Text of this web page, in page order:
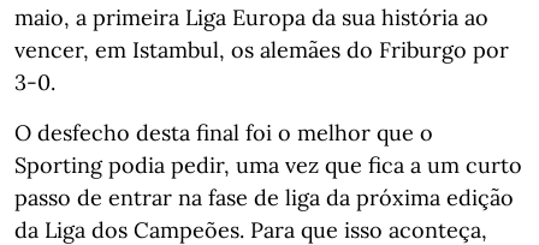
maio, a primeira Liga Europa da sua história ao
vencer, em Istambul, os alemães do Friburgo por
3-0.
O desfecho desta final foi o melhor que o
Sporting podia pedir, uma vez que fica a um curto
passo de entrar na fase de liga da próxima edição
da Liga dos Campeões. Para que isso aconteça,